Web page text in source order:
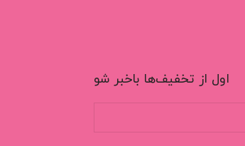
اول از تخفیف‌ها باخبر شو